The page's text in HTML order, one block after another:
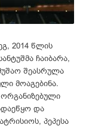
2014 წლის
ჩაიბარა,
შეასრულა
მოაგებინა.
და
პეპესა